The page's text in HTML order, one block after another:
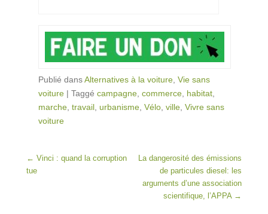
Publié dansAlternatives à la voiture, Vie sans
voiture | Taggé campagne, commerce, habitat,
marche, travail, urbanisme, Vélo, ville, Vivre sans
voiture
Post navigation
← Vinci : quand la corruption
tue
La dangerosité des émissions
de particules diesel: les
arguments d’une association
scientifique, l’APPA →